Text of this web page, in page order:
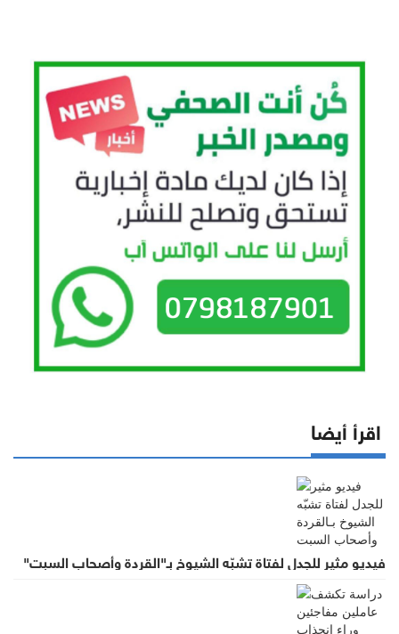
اقرأ أيضا
فيديو مثير للجدل لفتاة تشبّه الشيوخ بـ"القردة وأصحاب السبت"